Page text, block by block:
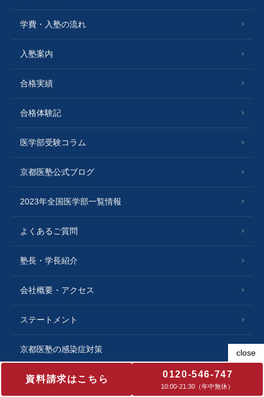
資料請求はこちら 0120-546-747
10:00‐21:30（年中無休）
学費・入塾の流れ
入塾案内
合格実績
合格体験記
医学部受験コラム
京都医塾公式ブログ
2023年全国医学部一覧情報
よくあるご質問
塾長・学長紹介
会社概要・アクセス
ステートメント
京都医塾の感染症対策
講師・運営スタッフ採用情報